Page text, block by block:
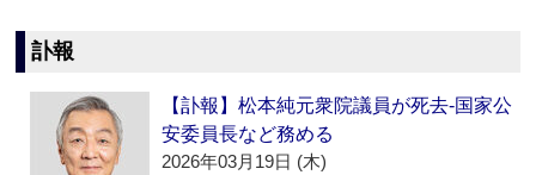
訃報
【訃報】松本純元衆院議員が死去‐国家公
安委員長など務める
2026年03月19日 (木)